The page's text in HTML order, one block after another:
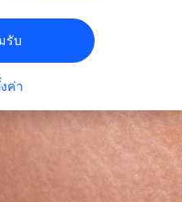
รับ
ค่า